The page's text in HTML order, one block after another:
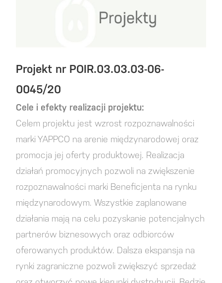
Projekt nr POIR.03.03.03-06-
0045/20
Cele i efekty realizacji projektu:
Celem projektu jest wzrost rozpoznawalności
marki YAPPCO na arenie międzynarodowej oraz
promocja jej oferty produktowej. Realizacja
działań promocyjnych pozwoli na zwiększenie
rozpoznawalności marki Beneficjenta na rynku
międzynarodowym. Wszystkie zaplanowane
działania mają na celu pozyskanie potencjalnych
partnerów biznesowych oraz odbiorców
oferowanych produktów. Dalsza ekspansja na
rynki zagraniczne pozwoli zwiększyć sprzedaż